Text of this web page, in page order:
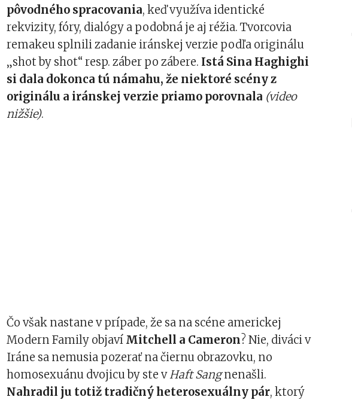
pôvodného spracovania, keď využíva identické
rekvizity, fóry, dialógy a podobná je aj réžia. Tvorcovia
remakeu splnili zadanie iránskej verzie podľa originálu
„shot by shot“ resp. záber po zábere. Istá Sina Haghighi
si dala dokonca tú námahu, že niektoré scény z
originálu a iránskej verzie priamo porovnala (video
nižšie).
Čo však nastane v prípade, že sa na scéne americkej
Modern Family objaví Mitchell a Cameron? Nie, diváci v
Iráne sa nemusia pozerať na čiernu obrazovku, no
homosexuánu dvojicu by ste vHaft Sangnenašli.
Nahradil ju totiž tradičný heterosexuálny pár, ktorý